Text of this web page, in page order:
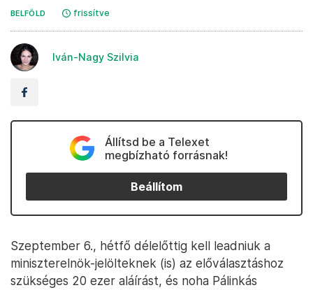
BELFÖLD frissítve
Iván-Nagy Szilvia
Állítsd be a Telexet
megbízható forrásnak!
Beállítom
Szeptember 6., hétfő délelőttig kell leadniuk a
miniszterelnök-jelölteknek (is) az előválasztáshoz
szükséges 20 ezer aláírást, és noha Pálinkás